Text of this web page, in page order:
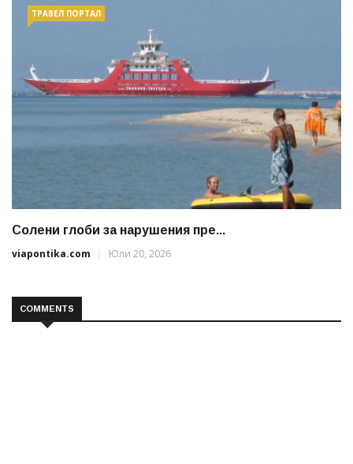
ТРАВЕЛ ПОРТАЛ
Солени глоби за нарушения пре...
viapontika.com
Юли 20, 2026
COMMENTS